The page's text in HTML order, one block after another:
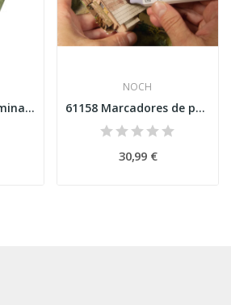
6017 2 LED para iluminação interior, amarelo, 3...
NOCH
61158 Marcadores de pátina para modelos
30,99 €